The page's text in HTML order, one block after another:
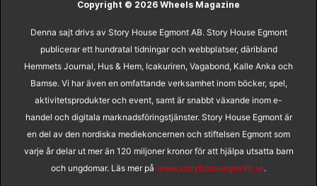
Copyright © 2026 Wheels Magazine
Denna sajt drivs av Story House Egmont AB. Story House Egmont
publicerar ett hundratal tidningar och webbplatser, däribland
Hemmets Journal, Hus & Hem, Icakuriren, Vagabond, Kalle Anka och
Bamse. Vi har även en omfattande verksamhet inom böcker, spel,
aktivitetsprodukter och event, samt är snabbt växande inom e-
handel och digitala marknadsföringstjänster. Story House Egmont är
en del av den nordiska mediekoncernen och stiftelsen Egmont som
varje år delar ut mer än 120 miljoner kronor för att hjälpa utsatta barn
och ungdomar. Läs mer på www.storyhouseegmont.se.